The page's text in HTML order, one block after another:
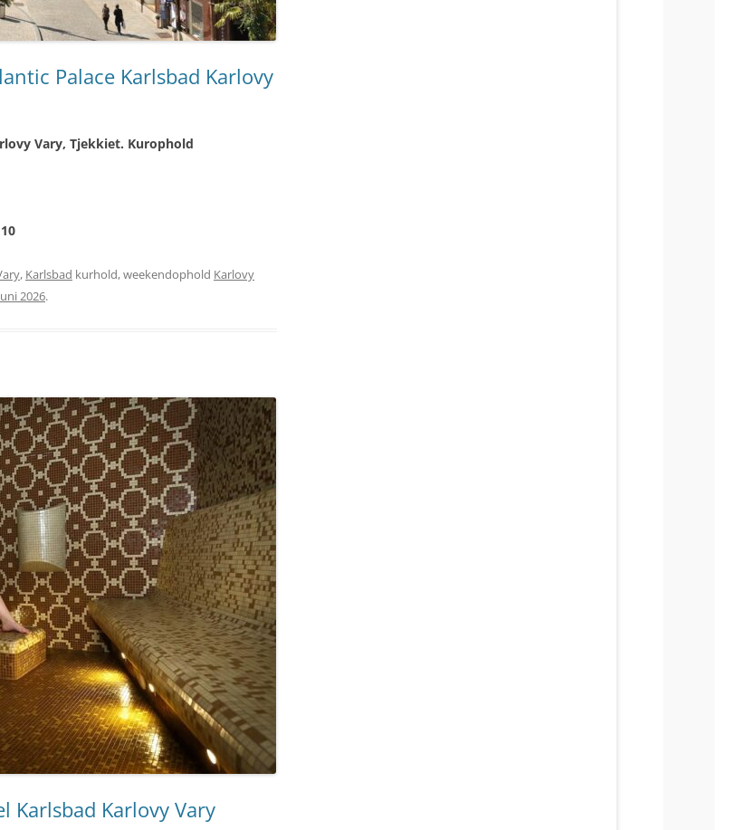
Palace Karlsbad Karlovy
Vary, Tjekkiet. Kurophold
, Karlsbad kurhold, weekendophold Karlovy
2026.
Karlsbad Karlovy Vary